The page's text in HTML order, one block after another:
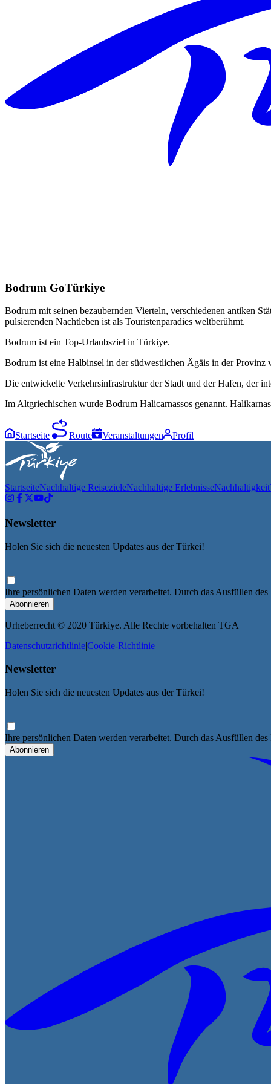
Bodrum GoTürkiye
Bodrum mit seinen bezaubernden Vierteln, verschiedenen antiken
pulsierenden Nachtleben ist als Touristenparadies weltberühmt.
Bodrum ist ein Top-Urlaubsziel in Türkiye.
Bodrum ist eine Halbinsel in der südwestlichen Ӓgäis in der Provinz
Die entwickelte Verkehrsinfrastruktur der Stadt und der Hafen, der
Im Altgriechischen wurde Bodrum Halicarnassos genannt.
Startseite Route Veranstaltungen Profil
StartseiteNachhaltige ReisezieleNachhaltige ErlebnisseNachhaltigkeit
Newsletter
Holen Sie sich die neuesten Updates aus der Türkei!
Ihre persönlichen Daten werden verarbeitet. Durch das Ausfüllen
Abonnieren
Urheberrecht © 2020 Türkiye. Alle Rechte vorbehalten TGA
Datenschutzrichtlinie|Cookie-Richtlinie
Newsletter
Holen Sie sich die neuesten Updates aus der Türkei!
Ihre persönlichen Daten werden verarbeitet. Durch das Ausfüllen
Abonnieren